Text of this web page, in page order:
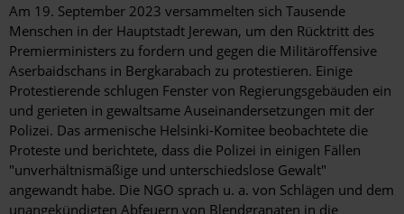
Am 19. September 2023 versammelten sich Tausende
Menschen in der Hauptstadt Jerewan, um den Rücktritt des
Premierministers zu fordern und gegen die Militäroffensive
Aserbaidschans in Bergkarabach zu protestieren. Einige
Protestierende schlugen Fenster von Regierungsgebäuden ein
und gerieten in gewaltsame Auseinandersetzungen mit der
Polizei. Das armenische Helsinki-Komitee beobachtete die
Proteste und berichtete, dass die Polizei in einigen Fällen
"unverhältnismäßige und unterschiedslose Gewalt"
angewandt habe. Die NGO sprach u. a. von Schlägen und dem
unangekündigten Abfeuern von Blendgranaten in die